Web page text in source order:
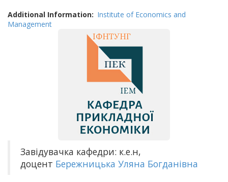
Additional Information
Institute of Economics and
Management
Завідувачка кафедри: к.е.н,
доцент Бережницька Уляна Богданівна